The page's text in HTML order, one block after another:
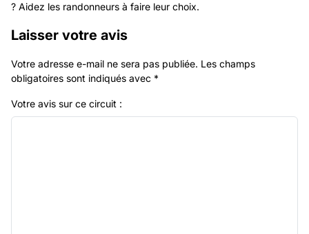
? Aidez les randonneurs à faire leur choix.
Laisser votre avis
Votre adresse e-mail ne sera pas publiée. Les champs
obligatoires sont indiqués avec *
Votre avis sur ce circuit :